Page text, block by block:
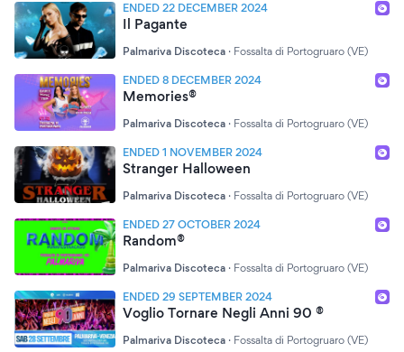
ENDED 22 DECEMBER 2024
Il Pagante
Palmariva Discoteca · Fossalta di Portogruaro (VE)
ENDED 8 DECEMBER 2024
Memories®
Palmariva Discoteca · Fossalta di Portogruaro (VE)
ENDED 1 NOVEMBER 2024
Stranger Halloween
Palmariva Discoteca · Fossalta di Portogruaro (VE)
ENDED 27 OCTOBER 2024
Random®
Palmariva Discoteca · Fossalta di Portogruaro (VE)
ENDED 29 SEPTEMBER 2024
Voglio Tornare Negli Anni 90 ®
Palmariva Discoteca · Fossalta di Portogruaro (VE)